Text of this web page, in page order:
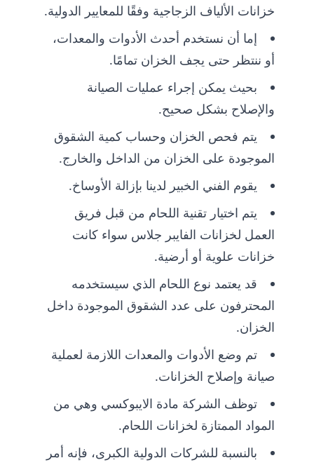
خزانات الألياف الزجاجية وفقًا للمعايير الدولية.
إما أن نستخدم أحدث الأدوات والمعدات،
أو ننتظر حتى يجف الخزان تمامًا.
بحيث يمكن إجراء عمليات الصيانة
والإصلاح بشكل صحيح.
يتم فحص الخزان وحساب كمية الشقوق
الموجودة على الخزان من الداخل والخارج.
يقوم الفني الخبير لدينا بإزالة الأوساخ.
يتم اختيار تقنية اللحام من قبل فريق
العمل لخزانات الفايبر جلاس سواء كانت
خزانات علوية أو أرضية.
قد يعتمد نوع اللحام الذي سيستخدمه
المحترفون على عدد الشقوق الموجودة داخل
الخزان.
تم وضع الأدوات والمعدات اللازمة لعملية
صيانة وإصلاح الخزانات.
توظف الشركة مادة الايبوكسي وهي من
المواد الممتازة لخزانات اللحام.
بالنسبة للشركات الدولية الكبرى، فإنه أمر